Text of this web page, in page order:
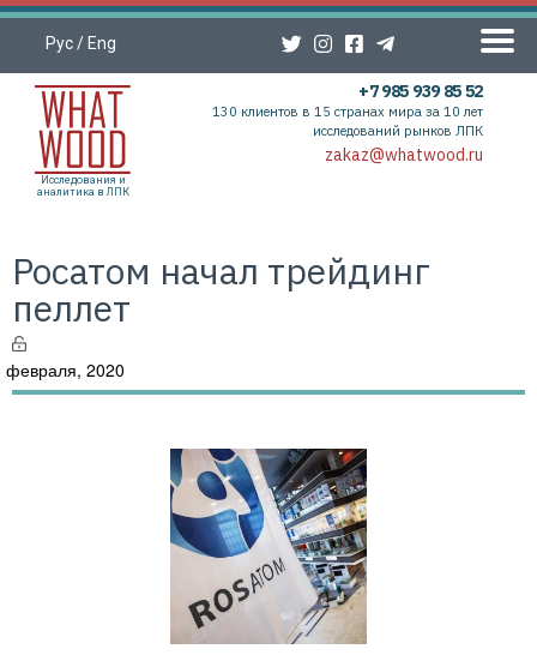
Рус/ Eng
Исследования и
аналитика в ЛПК
+7 985 939 85 52
130 клиентов в 15 странах мира за 10 лет
исследований рынков ЛПК
zakaz@whatwood.ru
Росатом начал трейдинг
пеллет
февраля, 2020